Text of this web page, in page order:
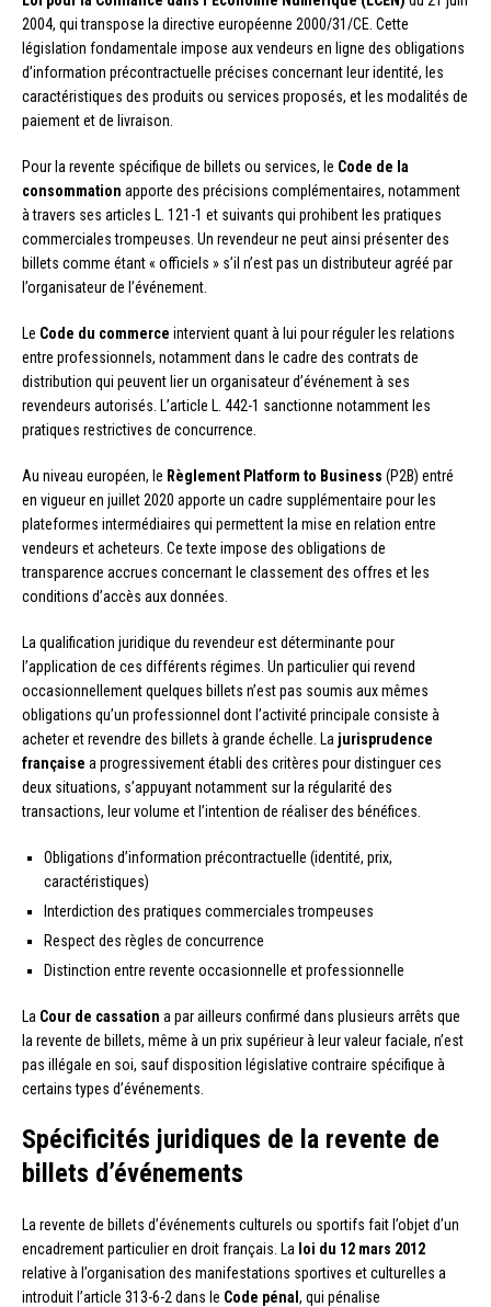
2004, qui transpose la directive européenne 2000/31/CE. Cette
législation fondamentale impose aux vendeurs en ligne des obligations
d’information précontractuelle précises concernant leur identité, les
caractéristiques des produits ou services proposés, et les modalités de
paiement et de livraison.
Pour la revente spécifique de billets ou services, le Code de la
consommation apporte des précisions complémentaires, notamment
à travers ses articles L. 121-1 et suivants qui prohibent les pratiques
commerciales trompeuses. Un revendeur ne peut ainsi présenter des
billets comme étant « officiels » s’il n’est pas un distributeur agréé par
l’organisateur de l’événement.
Le Code du commerce intervient quant à lui pour réguler les relations
entre professionnels, notamment dans le cadre des contrats de
distribution qui peuvent lier un organisateur d’événement à ses
revendeurs autorisés. L’article L. 442-1 sanctionne notamment les
pratiques restrictives de concurrence.
Au niveau européen, le Règlement Platform to Business (P2B) entré
en vigueur en juillet 2020 apporte un cadre supplémentaire pour les
plateformes intermédiaires qui permettent la mise en relation entre
vendeurs et acheteurs. Ce texte impose des obligations de
transparence accrues concernant le classement des offres et les
conditions d’accès aux données.
La qualification juridique du revendeur est déterminante pour
l’application de ces différents régimes. Un particulier qui revend
occasionnellement quelques billets n’est pas soumis aux mêmes
obligations qu’un professionnel dont l’activité principale consiste à
acheter et revendre des billets à grande échelle. La jurisprudence
française a progressivement établi des critères pour distinguer ces
deux situations, s’appuyant notamment sur la régularité des
transactions, leur volume et l’intention de réaliser des bénéfices.
Obligations d’information précontractuelle (identité, prix,
caractéristiques)
Interdiction des pratiques commerciales trompeuses
Respect des règles de concurrence
Distinction entre revente occasionnelle et professionnelle
La Cour de cassation a par ailleurs confirmé dans plusieurs arrêts que
la revente de billets, même à un prix supérieur à leur valeur faciale, n’est
pas illégale en soi, sauf disposition législative contraire spécifique à
certains types d’événements.
Spécificités juridiques de la revente de
billets d’événements
La revente de billets d’événements culturels ou sportifs fait l’objet d’un
encadrement particulier en droit français. La loi du 12 mars 2012
relative à l’organisation des manifestations sportives et culturelles a
introduit l’article 313-6-2 dans le Code pénal, qui pénalise